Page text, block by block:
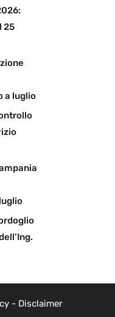
25
a luglio
- Disclaimer